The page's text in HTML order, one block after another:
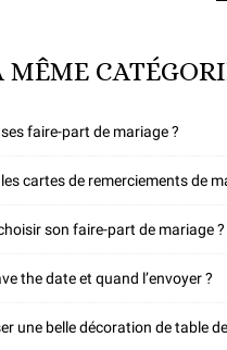
MÊME
faire-part de mariage ?
cartes de remerciements de
son faire-part de mariage ?
the date et quand l’envoyer ?
une belle décoration de table